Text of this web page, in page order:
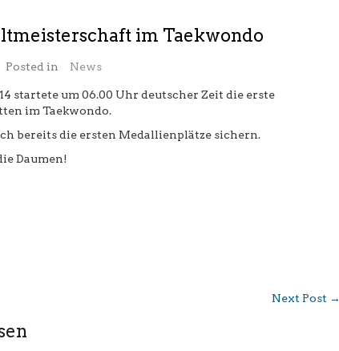
im Taekwondo
Posted in News
startete um 06.00 Uhr deutscher Zeit die erste
im Taekwondo.
bereits die ersten Medallienplätze sichern.
Daumen!
Next Post →